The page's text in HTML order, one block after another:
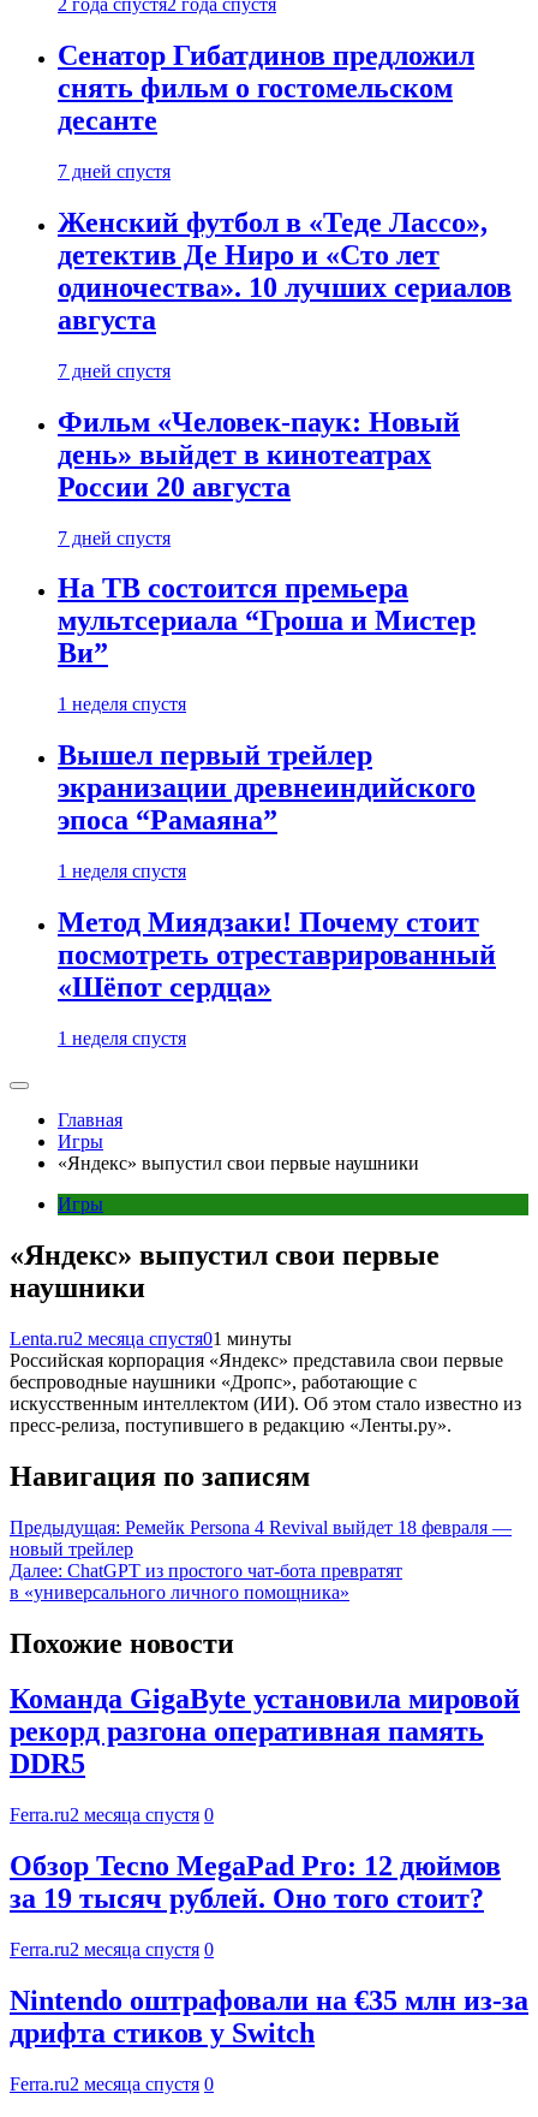
2 года спустя2 года спустя
Сенатор Гибатдинов предложил
снять фильм о гостомельском
десанте
7 дней спустя
Женский футбол в «Теде Лассо»,
детектив Де Ниро и «Сто лет
одиночества». 10 лучших сериалов
августа
7 дней спустя
Фильм «Человек-паук: Новый
день» выйдет в кинотеатрах
России 20 августа
7 дней спустя
На ТВ состоится премьера
мультсериала “Гроша и Мистер
Ви”
1 неделя спустя
Вышел первый трейлер
экранизации древнеиндийского
эпоса “Рамаяна”
1 неделя спустя
Метод Миядзаки! Почему стоит
посмотреть отреставрированный
«Шёпот сердца»
1 неделя спустя
Главная
Игры
«Яндекс» выпустил свои первые наушники
Игры
«Яндекс» выпустил свои первые
наушники
Lenta.ru2 месяца спустя01 минуты
Российская корпорация «Яндекс» представила свои первые
беспроводные наушники «Дропс», работающие с
искусственным интеллектом (ИИ). Об этом стало известно из
пресс-релиза, поступившего в редакцию «Ленты.ру».
Навигация по записям
Предыдущая: Ремейк Persona 4 Revival выйдет 18 февраля —
новый трейлер
Далее: ChatGPT из простого чат-бота превратят
в «универсального личного помощника»
Похожие новости
Команда GigaByte установила мировой
рекорд разгона оперативная память
DDR5
Ferra.ru2 месяца спустя 0
Обзор Tecno MegaPad Pro: 12 дюймов
за 19 тысяч рублей. Оно того стоит?
Ferra.ru2 месяца спустя 0
Nintendo оштрафовали на €35 млн из-за
дрифта стиков у Switch
Ferra.ru2 месяца спустя 0